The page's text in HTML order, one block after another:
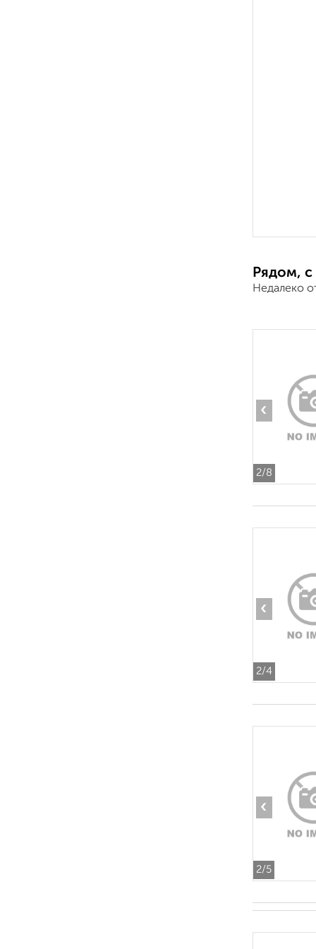
Рядом,
Недалеко
2/8
‹
2/4
‹
2/5
‹